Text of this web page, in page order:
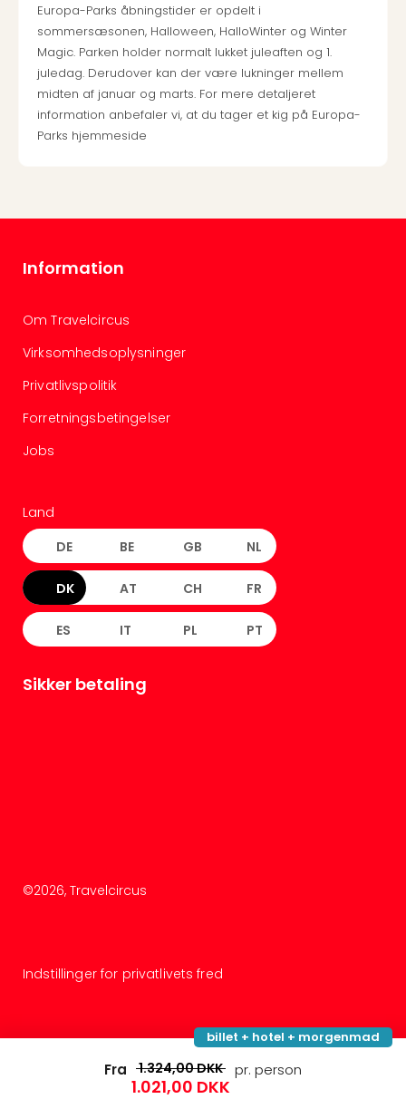
Europa-Parks åbningstider er opdelt i
sommersæsonen, Halloween, HalloWinter og Winter
Magic. Parken holder normalt lukket juleaften og 1.
juledag. Derudover kan der være lukninger mellem
midten af januar og marts. For mere detaljeret
information anbefaler vi, at du tager et kig på Europa-
Parks hjemmeside
billet + hotel + morgenmad
Fra 1.324,00 DKK
1.021,00 DKK
pr. person
Information
Om Travelcircus
Virksomhedsoplysninger
Privatlivspolitik
Forretningsbetingelser
Jobs
Land
DE BE GB NL
DK AT CH FR
ES IT PL PT
Sikker betaling
©2026, Travelcircus
Indstillinger for privatlivets fred